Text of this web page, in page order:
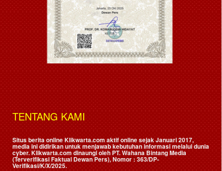
TENTANG KAMI
Situs berita online Klikwarta.com aktif online sejak Januari 2017,
media ini didirikan untuk menjawab kebutuhan informasi melalui dunia
cyber. Klikwarta.com dinaungi oleh PT. Wahana Bintang Media
(Terverifikasi Faktual Dewan Pers), Nomor : 363/DP-
Verifikasi/K/X/2025.